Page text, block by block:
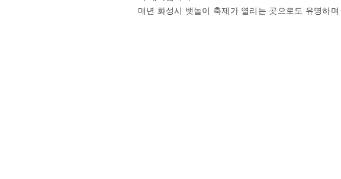
매년 화성시 뱃놀이 축제가 열리는 곳으로도 유명하